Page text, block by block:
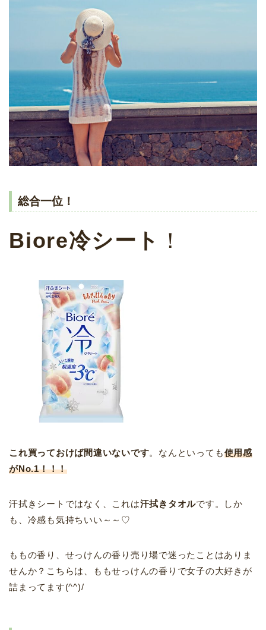
総合一位！
Biore冷シート ！
これ買っておけば間違いないです。なんといっても使用感
がNo.1！！！
汗拭きシートではなく、これは汗拭きタオルです。しか
も、冷感も気持ちいい～～♡
ももの香り、せっけんの香り売り場で迷ったことはありま
せんか？こちらは、ももせっけんの香りで女子の大好きが
詰まってます(^^)/